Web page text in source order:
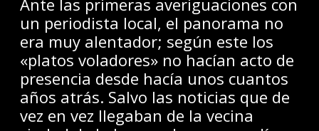
un periodista local, el panorama no
era muy alentador; según este los
«platos voladores» no hacían acto de
presencia desde hacía unos cuantos
años atrás. Salvo las noticias que de
vez en vez llegaban de la vecina